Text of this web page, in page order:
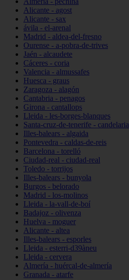
Alicante - agost
Alicante - sax
ávila - el-arenal
Madrid - aldea-del-fresno
Ourense - a-pobra-de-trives
Jaén - alcaudete
Cáceres - coria
Valencia - almussafes
Huesca - graus
Zaragoza - alagón
Cantabria - penagos
Girona - cantallops
Lleida - les-borges-blanques
Santa-cruz-de-tenerife - candelaria
Illes-balears - algaida
Pontevedra - caldas-de-reis
Barcelona - torelló
Ciudad-real - ciudad-real
Toledo - torrijos
Illes-balears - bunyola
Burgos - belorado
Madrid - los-molinos
Lleida - la-vall-de-boí
Badajoz - olivenza
Huelva - moguer
Alicante - altea
Illes-balears - esporles
Lleida - esterri-d39àneu
Lleida - cervera
Almería - huércal-de-almería
Granada - atarfe